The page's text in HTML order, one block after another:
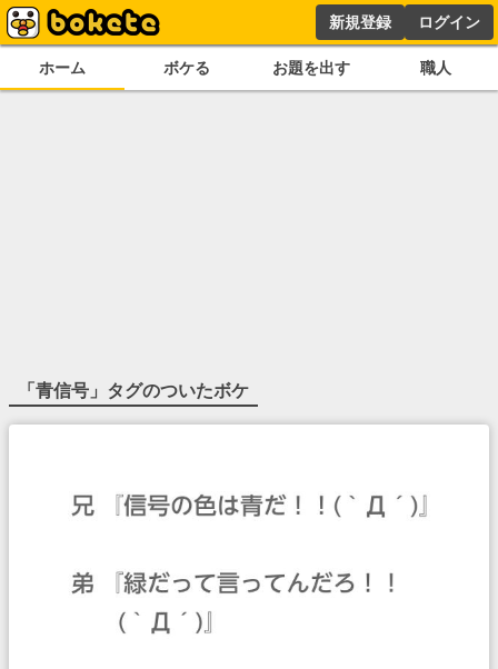
新規登録 ログイン
ホーム ボケる お題を出す 職人
「青信号 」タグのついたボケ